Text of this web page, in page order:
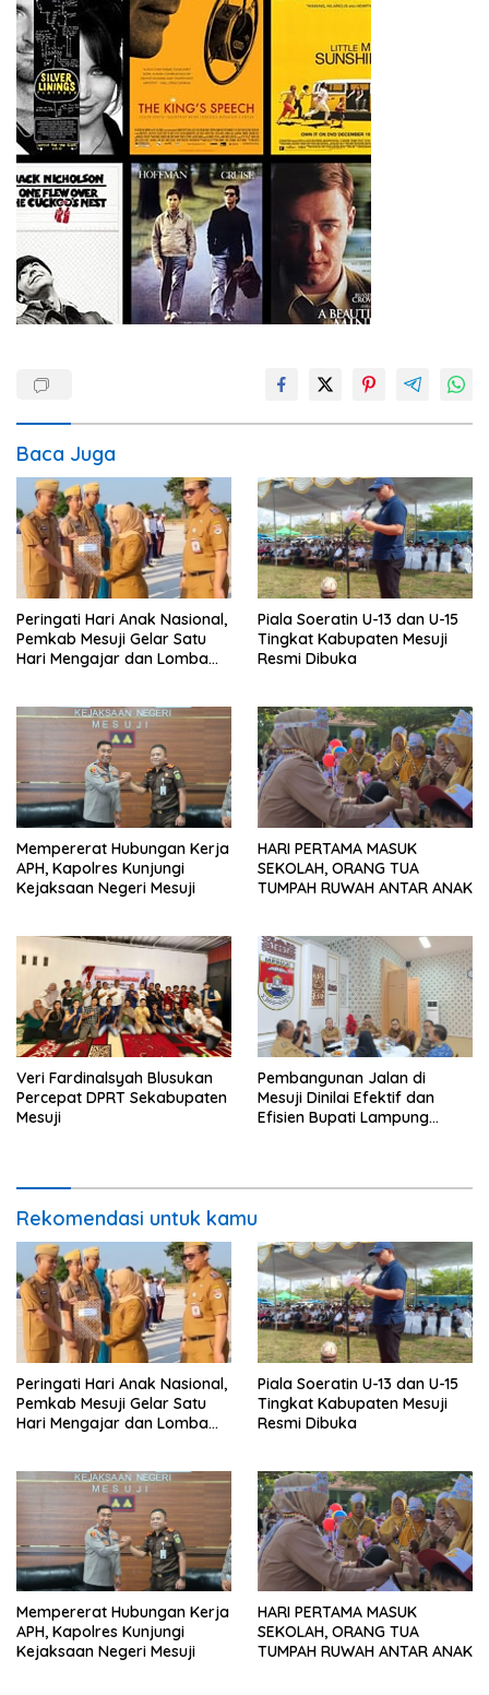
Baca Juga
Peringati Hari Anak Nasional,
Pemkab Mesuji Gelar Satu
Hari Mengajar dan Lomba
Piala Soeratin U-13 dan U-15
Tingkat Kabupaten Mesuji
Resmi Dibuka
Mempererat Hubungan Kerja
APH, Kapolres Kunjungi
Kejaksaan Negeri Mesuji
HARI PERTAMA MASUK
SEKOLAH, ORANG TUA
TUMPAH RUWAH ANTAR ANAK
Veri Fardinalsyah Blusukan
Percepat DPRT Sekabupaten
Mesuji
Pembangunan Jalan di
Mesuji Dinilai Efektif dan
Efisien Bupati Lampung
Rekomendasi untuk kamu
Peringati Hari Anak Nasional,
Pemkab Mesuji Gelar Satu
Hari Mengajar dan Lomba
Piala Soeratin U-13 dan U-15
Tingkat Kabupaten Mesuji
Resmi Dibuka
Mempererat Hubungan Kerja
APH, Kapolres Kunjungi
Kejaksaan Negeri Mesuji
HARI PERTAMA MASUK
SEKOLAH, ORANG TUA
TUMPAH RUWAH ANTAR ANAK